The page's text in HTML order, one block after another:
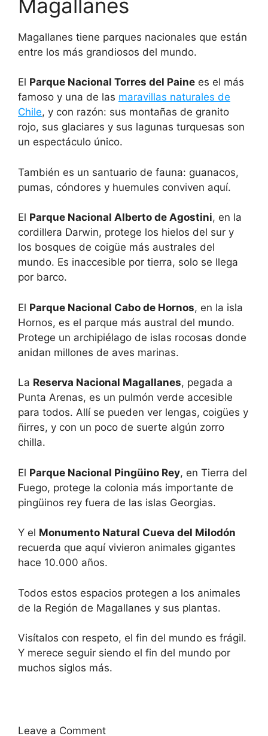
Magallanes
Magallanes tiene parques nacionales que están
entre los más grandiosos del mundo.
El Parque Nacional Torres del Paine es el más
famoso y una de las maravillas naturales de
Chile, y con razón: sus montañas de granito
rojo, sus glaciares y sus lagunas turquesas son
un espectáculo único.
También es un santuario de fauna: guanacos,
pumas, cóndores y huemules conviven aquí.
El Parque Nacional Alberto de Agostini, en la
cordillera Darwin, protege los hielos del sur y
los bosques de coigüe más australes del
mundo. Es inaccesible por tierra, solo se llega
por barco.
El Parque Nacional Cabo de Hornos, en la isla
Hornos, es el parque más austral del mundo.
Protege un archipiélago de islas rocosas donde
anidan millones de aves marinas.
La Reserva Nacional Magallanes, pegada a
Punta Arenas, es un pulmón verde accesible
para todos. Allí se pueden ver lengas, coigües y
ñirres, y con un poco de suerte algún zorro
chilla.
El Parque Nacional Pingüino Rey, en Tierra del
Fuego, protege la colonia más importante de
pingüinos rey fuera de las islas Georgias.
Y el Monumento Natural Cueva del Milodón
recuerda que aquí vivieron animales gigantes
hace 10.000 años.
Todos estos espacios protegen a los animales
de la Región de Magallanes y sus plantas.
Visítalos con respeto, el fin del mundo es frágil.
Y merece seguir siendo el fin del mundo por
muchos siglos más.
Leave a Comment